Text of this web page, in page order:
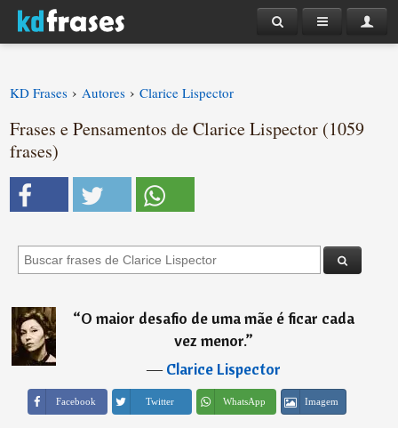
KD Frases › Autores › Clarice Lispector
Frases e Pensamentos de Clarice Lispector (1059
frases)
“O maior desafio de uma mãe é ficar cada
vez menor.”
―Clarice Lispector
Facebook Twitter WhatsApp Imagem